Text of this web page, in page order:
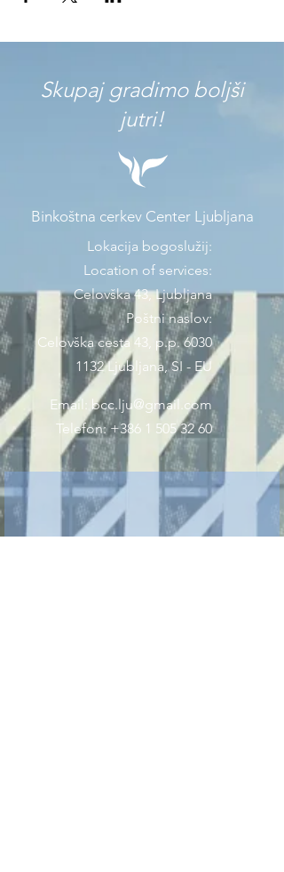
Skupaj gradimo boljši
jutri!
Binkoštna cerkev Center Ljubljana
Lokacija bogoslužij:
Location of services:
Celovška 43, Ljubljana
Poštni naslov:
Celovška cesta 43, p.p. 6030
1132 Ljubljana, SI - EU
Email: bcc.lju@gmail.com
Telefon:+386 1 505 32 60